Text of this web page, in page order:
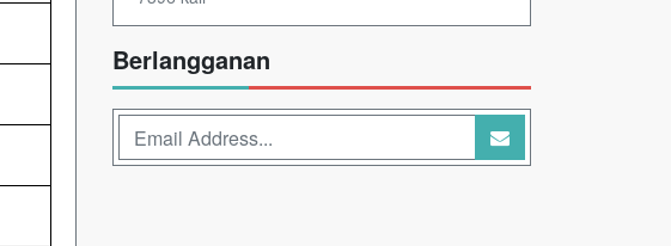
Berlangganan